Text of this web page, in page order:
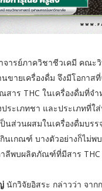
จารย์ภาควิชาชีวเคมี คณะ
ขายเครื่องดื่ม จึงมีโอก
สาร THC ในเครื่องดื่มที่
ระเภทชา และประเภทที่
นส่วนผสมในเครื่องดื่มบร
นเกณฑ์ บางตัวอย่างก็ไม่
าลีพบผลิตภัณฑ์ที่มีสาร
นักวิจัยอิสระ กล่าวว่า จา